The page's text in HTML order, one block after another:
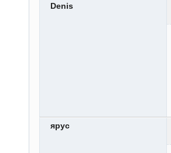
Denis
ярус